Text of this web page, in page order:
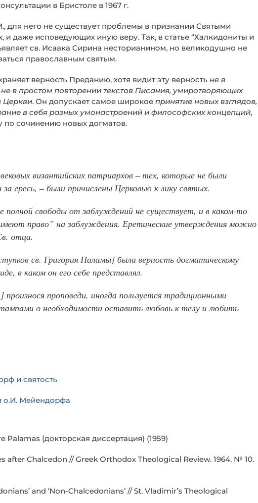
в Бристоле в 1967 г.
для него не существует проблемы в признании Святыми
даже исповедующих иную веру. Так, в статье “Халкидониты и
св. Исаака Сирина несторианином, но великодушно не
православным святым.
верность Преданию, хотя видит эту верность не в
в простом повторении текстов Писания, умиротворяющих
Церкви. Он допускает самое широкое принятие новых взглядов,
в себя разных умонастроений и философских концепций,
по сочинению новых догматов.
византийских патриархов – тех, которые не были
ересь, – были причислены Церковью к лику святых.
свободы от заблуждений не существует, и в каком-то
право” на заблуждения. Еретические утверждения можно
отца.
св. Григория Паламы] была верность догматическому
в каком он его себе представлял.
проповеди, иногда пользуется традиционными
о необходимости оставить любовь к телу и любить
и святость
о.И. Мейендорфа
Palamas (докторская диссертация) (1959)
after Chalcedon // Greek Orthodox Theological Review. 1964. № 10.
and ‘Non-Chalcedonians’ // St. Vladimir’s Theological